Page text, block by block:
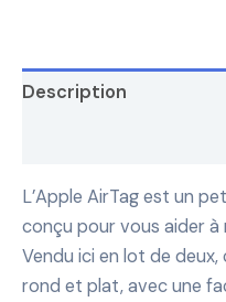
Description
L’Apple AirTag est un
conçu pour vous aider
Vendu ici en lot de
rond et plat, avec une